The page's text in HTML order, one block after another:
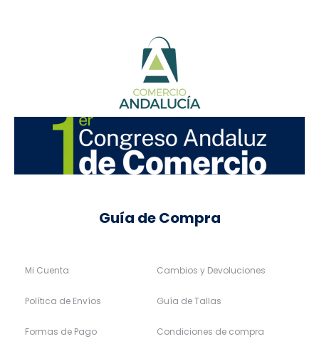
Guía de Compra
Mi Cuenta
Política de Envíos
Formas de Pago
Cambios y Devoluciones
Guía de Tallas
Condiciones de compra